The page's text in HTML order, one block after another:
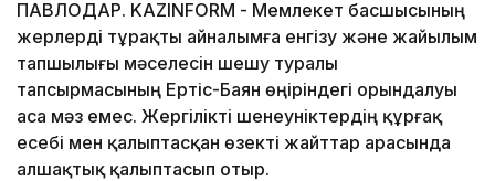
ПАВЛОДАР. KAZINFORM - Мемлекет басшысының
жерлерді тұрақты айналымға енгізу және жайылым
тапшылығы мәселесін шешу туралы
тапсырмасының Ертіс-Баян өңіріндегі орындалуы
аса мәз емес. Жергілікті шенеуніктердің құрғақ
есебі мен қалыптасқан өзекті жайттар арасында
алшақтық қалыптасып отыр.